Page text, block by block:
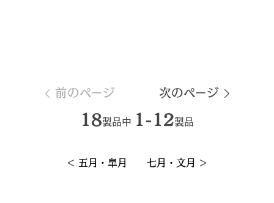
前のページ 次のページ
18製品中 1-12製品
＜ 五月・皐月 七月・文月 ＞